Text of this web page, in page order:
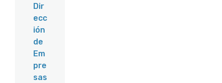
Dir
ecc
ión
de
Em
pre
sas